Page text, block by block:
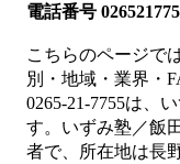
電話番号
こちらのページでは
別・地域・業界・
0265-21-7755は、
す。 いずみ塾／飯
者で、所在地は長